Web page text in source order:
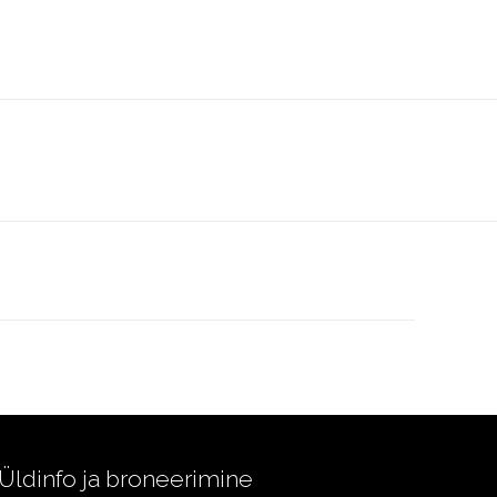
Üldinfo ja broneerimine